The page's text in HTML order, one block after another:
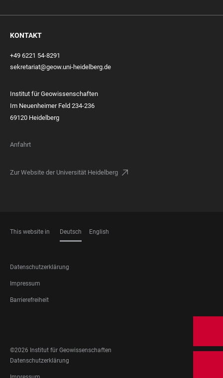
KONTAKT
+49 6221 54-8291
sekretariat@geow.uni-heidelberg.de
Institut für Geowissenschaften
Im Neuenheimer Feld 234-236
69120 Heidelberg
Anfahrt
Zur Website der Universität Heidelberg
This website in Deutsch English
FOOTER
LEGAL
Datenschutzerklärung
Impressum
Barrierefreiheit
MEDIA
©2026 Institut für Geowissenschaften
FOOTER
LEGAL
Datenschutzerklärung